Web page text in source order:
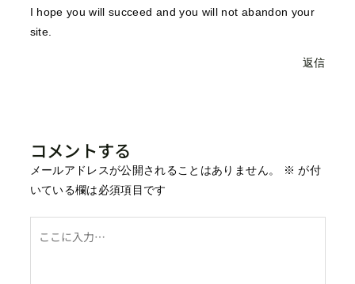
I hope you will succeed and you will not abandon your
site.
返信
コメントする
メールアドレスが公開されることはありません。 ※ が付
いている欄は必須項目です